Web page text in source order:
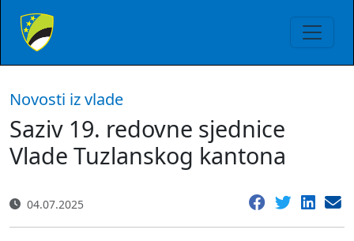
Novosti iz vlade
Saziv 19. redovne sjednice
Vlade Tuzlanskog kantona
04.07.2025